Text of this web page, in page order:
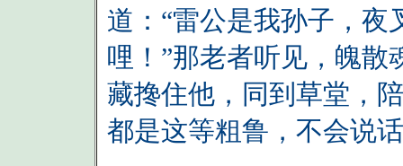
道：“雷公是我孙子，夜
哩！”那老者听见，魄
藏搀住他，同到草堂，
都是这等粗鲁，不会说